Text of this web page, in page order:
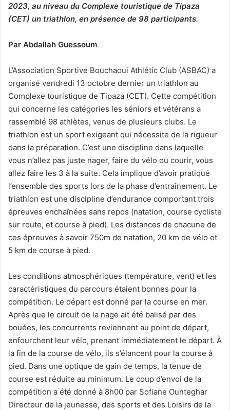
2023, au niveau du Complexe touristique de Tipaza
(CET) un triathlon, en présence de 98 participants.
Par Abdallah Guessoum
L’Association Sportive Bouchaoui Athlétic Club (ASBAC) a
organisé vendredi 13 octobre dernier un triathlon au
Complexe touristique de Tipaza (CET). Cette compétition
qui concerne les catégories les séniors et vétérans a
rassemblé 98 athlètes, venus de plusieurs clubs. Le
triathlon est un sport exigeant qui nécessite de la rigueur
dans la préparation. C’est une discipline dans laquelle
vous n’allez pas juste nager, faire du vélo ou courir, vous
allez faire les 3 à la suite. Cela implique d’avoir pratiqué
l’ensemble des sports lors de la phase d’entraînement. Le
triathlon est une discipline d’endurance comportant trois
épreuves enchaînées sans repos (natation, course cycliste
sur route, et course à pied). Les distances de chacune de
ces épreuves à savoir 750m de natation, 20 km de vélo et
5 km de course à pied.
Les conditions atmosphériques (température, vent) et les
caractéristiques du parcours étaient bonnes pour la
compétition. Le départ est donné par la course en mer.
Après que le circuit de la nage ait été balisé par des
bouées, les concurrents reviennent au point de départ,
enfourchent leur vélo, prenant immédiatement le départ. À
la fin de la course de vélo, ils s’élancent pour la course à
pied. Dans une optique de gain de temps, la tenue de
course est réduite au minimum. Le coup d’envoi de la
compétition a été donné à 8h00 par Sofiane Ounteghar
Directeur de la jeunesse, des sports et des Loisirs de la